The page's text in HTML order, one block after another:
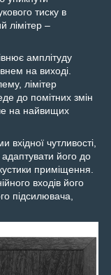
тиску в
лімітер –
амплітуду
на виході.
лімітер
до помітних змін
на найвищих
чутливості,
його до
приміщення.
входів його
підсилювача,